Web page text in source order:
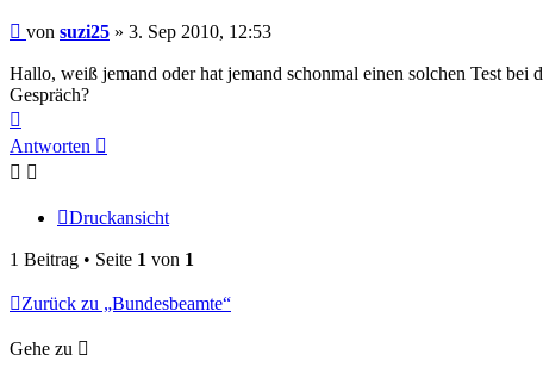
Beitrag
von suzi25 » 3. Sep 2010, 12:53
Hallo, weiß jemand oder hat jemand schonmal einen solchen Test
Gespräch?
oben
Antworten
Druckansicht
1 Beitrag • Seite 1 von 1
Zurück zu „Bundesbeamte“
Gehe zu